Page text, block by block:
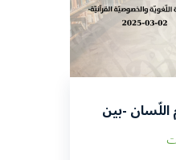
اللّسان -بين